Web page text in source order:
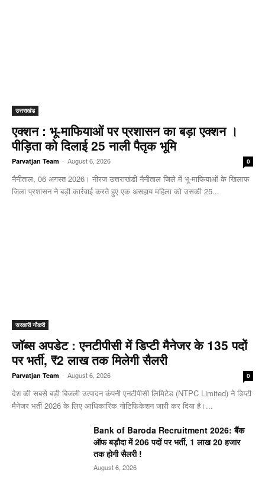
उत्तराखंड
एक्शन : भू-माफियाओं पर प्रशासन का बड़ा एक्शन ।
पीड़िता को दिलाई 25 नाली पैतृक भूमि
Parvatjan Team - August 6, 2026 0
नैनीताल, 06 अगस्त 2026। नीरज उत्तराखंडी नैनीताल जिले में भू-माफियाओं के खिलाफ
जिला प्रशासन ने बड़ी कार्रवाई करते हुए एक असहाय महिला को उसकी 25...
सरकारी नौकरी
जॉब्स अपडेट : एनटीपीसी में डिप्टी मैनेजर के 135 पदों
पर भर्ती, ₹2 लाख तक मिलेगी सैलरी
Parvatjan Team - August 6, 2026 0
देश की सबसे बड़ी बिजली उत्पादन कंपनी एनटीपीसी लिमिटेड (NTPC Limited) ने डिप्टी
मैनेजर भर्ती 2026 के लिए आधिकारिक नोटिफिकेशन जारी कर दिया है।...
Bank of Baroda Recruitment 2026: बैंक
ऑफ बड़ौदा में 206 पदों पर भर्ती, 1 लाख 20 हजार
तक होगी सैलरी !
August 6, 2026